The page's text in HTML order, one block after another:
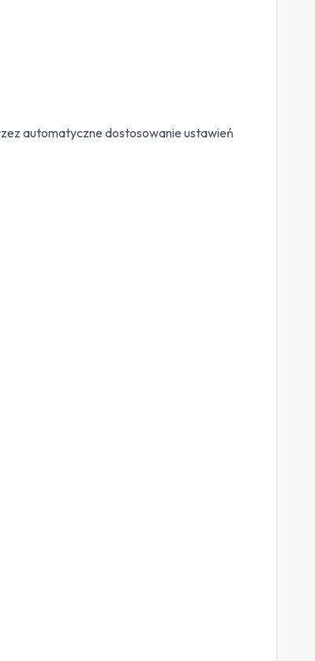
automatyczne dostosowanie ustawień